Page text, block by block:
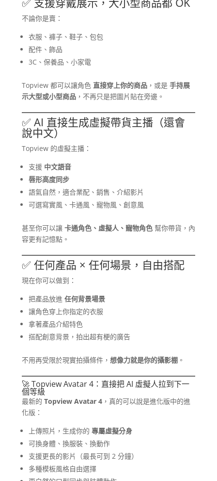
不論你是賣：
衣服、褲子、鞋子、包包
配件、飾品
3C、保養品、小家電
Topview 都可以讓角色 直接穿上你的商品，或是 手持展
示大型或小型商品，不再只是把圖片貼在旁邊。
✅ AI 直接生成虛擬帶貨主播（還會
說中文）
Topview 的虛擬主播：
支援 中文語音
唇形高度同步
語氣自然，適合業配、銷售、介紹影片
可選寫實風、卡通風、寵物風、創意風
甚至你可以讓 卡通角色、虛擬人、寵物角色幫你帶貨，內
容更有記憶點。
✅ 任何產品 × 任何場景，自由搭配
現在你可以做到：
把產品放進 任何背景場景
讓角色穿上你指定的衣服
拿著產品介紹特色
搭配創意背景，拍出超有梗的廣告
不用再受限於現實拍攝條件， 想像力就是你的攝影棚。
🚀 Topview Avatar 4：直接把 AI 虛擬人拉到下一
個等級
最新的 Topview Avatar 4，真的可以說是進化版中的進
化版：
上傳照片，生成你的 專屬虛擬分身
可換身體、換服裝、換動作
支援更長的影片（最長可到 2 分鐘）
多種模板風格自由選擇